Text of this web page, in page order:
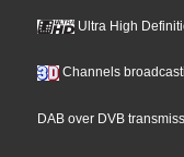
Ultra High
Channels
DAB over DVB